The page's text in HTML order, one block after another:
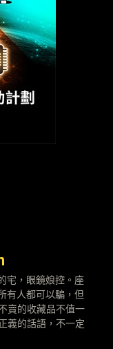
宅，眼鏡娘控。座
有人都可以騙，但
賣的收藏品不值一
義的話語，不一定